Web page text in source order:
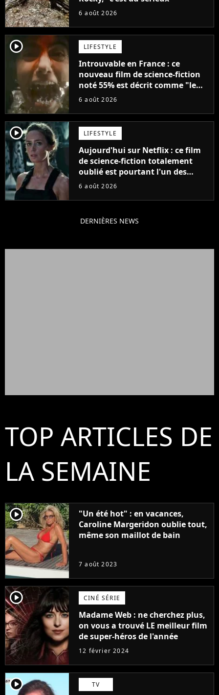
6 août 2026
player2 LIFESTYLE
Introuvable en France : ce
nouveau film de science-fiction
noté 55% est décrit comme "le
plus stupide de l'année"
6 août 2026
player2 LIFESTYLE
Aujourd'hui sur Netflix : ce film
de science-fiction totalement
oublié est pourtant l'un des
meilleurs des années 2010
6 août 2026
DERNIÈRES NEWS
TOP ARTICLES DE
LA SEMAINE
player2
"Un été hot" : en vacances,
Caroline Margeridon oublie tout,
même son maillot de bain
7 août 2023
player2 CINÉ SÉRIE
Madame Web : ne cherchez plus,
on vous a trouvé LE meilleur film
de super-héros de l'année
12 février 2024
player2 TV